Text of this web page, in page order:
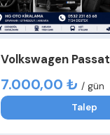
Volkswagen Passat
7.000,00 ₺ / gün
Talep